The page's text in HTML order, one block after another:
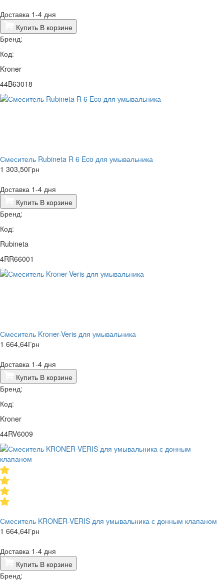
Доставка 1-4 дня
Купить В корзине
Бренд:
Код:
Kroner
44B63018
Смеситель Rubineta R 6 Eco для умывальника
1 303,50Грн
Доставка 1-4 дня
Купить В корзине
Бренд:
Код:
Rubineta
4RR66001
Смеситель Kroner-Veris для умывальника
1 664,64Грн
Доставка 1-4 дня
Купить В корзине
Бренд:
Код:
Kroner
44RV6009
Смеситель KRONER-VERIS для умывальника с донным клапаном
1 664,64Грн
Доставка 1-4 дня
Купить В корзине
Бренд: